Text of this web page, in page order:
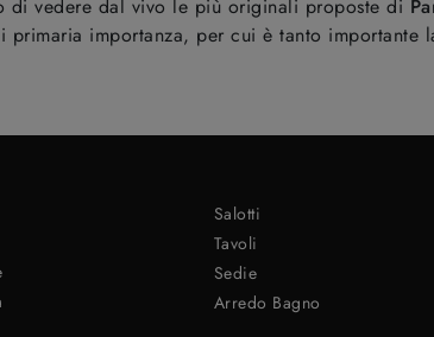
di vedere dal vivo le più originali proposte di
primaria importanza, per cui è tanto importante
Salotti
Tavoli
Sedie
Arredo Bagno